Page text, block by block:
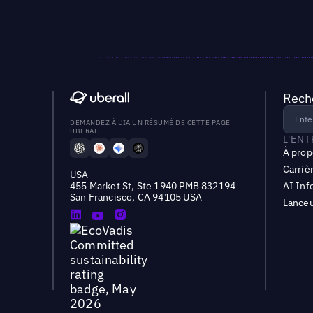
DEMANDEZ À L'IA UN RÉSUMÉ DE CETTE PAGE
UBERALL
USA
455 Market St, Ste 1940 PMB 832194
San Francisco, CA 94105 USA
À
AI